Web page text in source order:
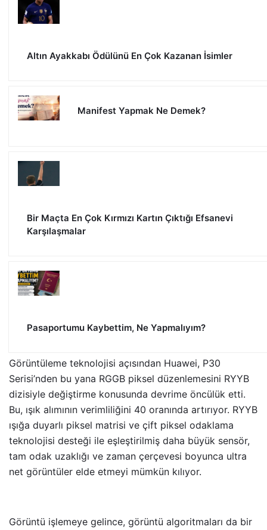
Altın Ayakkabı Ödülünü En Çok Kazanan İsimler
Manifest Yapmak Ne Demek?
Bir Maçta En Çok Kırmızı Kartın Çıktığı Efsanevi
Karşılaşmalar
Pasaportumu Kaybettim, Ne Yapmalıyım?
Görüntüleme teknolojisi açısından Huawei, P30
Serisi’nden bu yana RGGB piksel düzenlemesini RYYB
dizisiyle değiştirme konusunda devrime öncülük etti.
Bu, ışık alımının verimliliğini 40 oranında artırıyor. RYYB
ışığa duyarlı piksel matrisi ve çift piksel odaklama
teknolojisi desteği ile eşleştirilmiş daha büyük sensör,
tam odak uzaklığı ve zaman çerçevesi boyunca ultra
net görüntüler elde etmeyi mümkün kılıyor.
Görüntü işlemeye gelince, görüntü algoritmaları da bir